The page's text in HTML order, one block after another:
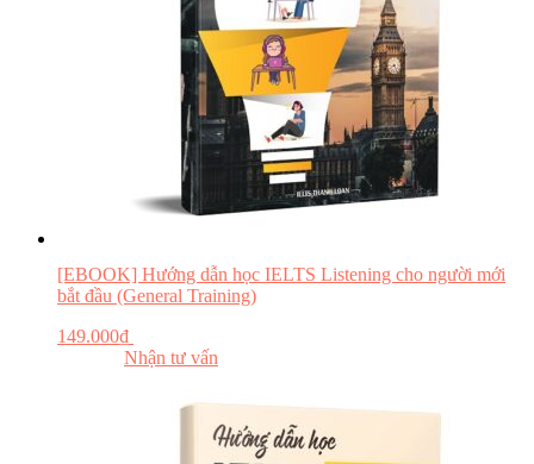
[EBOOK] Hướng dẫn học IELTS Listening cho người mới
bắt đầu (General Training)
149.000₫
Nhận tư vấn